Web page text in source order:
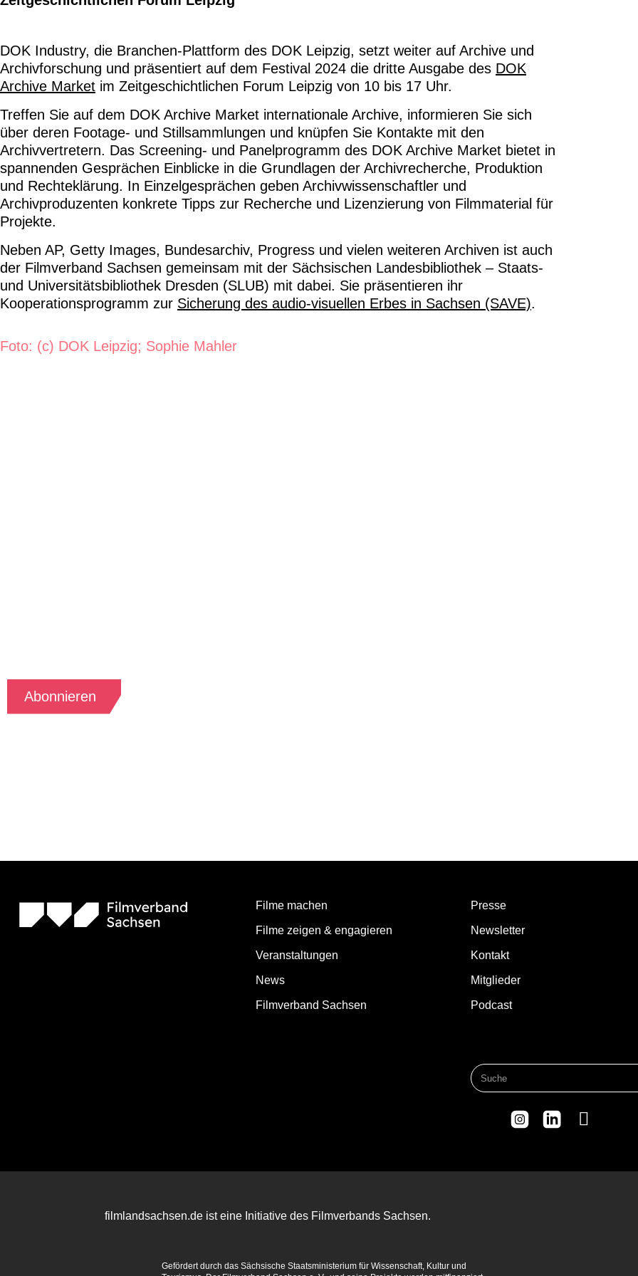
DOK Industry, die Branchen-Plattform des DOK Leipzig, setzt weiter auf Archive und
Archivforschung und präsentiert auf dem Festival 2024 die dritte Ausgabe des DOK
Archive Market im Zeitgeschichtlichen Forum Leipzig von 10 bis 17 Uhr.
Treffen Sie auf dem DOK Archive Market internationale Archive, informieren Sie sich
über deren Footage- und Stillsammlungen und knüpfen Sie Kontakte mit den
Archivvertretern. Das Screening- und Panelprogramm des DOK Archive Market bietet in
spannenden Gesprächen Einblicke in die Grundlagen der Archivrecherche, Produktion
und Rechteklärung. In Einzelgesprächen geben Archivwissenschaftler und
Archivproduzenten konkrete Tipps zur Recherche und Lizenzierung von Filmmaterial für
Projekte.
Neben AP, Getty Images, Bundesarchiv, Progress und vielen weiteren Archiven ist auch
der Filmverband Sachsen gemeinsam mit der Sächsischen Landesbibliothek – Staats-
und Universitätsbibliothek Dresden (SLUB) mit dabei. Sie präsentieren ihr
Kooperationsprogramm zur Sicherung des audio-visuellen Erbes in Sachsen (SAVE).
Foto: (c) DOK Leipzig; Sophie Mahler
Abonnieren
Filme machen
Filme zeigen & engagieren
Veranstaltungen
News
Filmverband Sachsen
Presse
Newsletter
Kontakt
Mitglieder
Podcast
filmlandsachsen.de ist eine Initiative des Filmverbands Sachsen.
Gefördert durch das Sächsische Staatsministerium für Wissenschaft, Kultur und